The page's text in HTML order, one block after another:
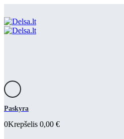
Paskyra
0Krepšelis 0,00 €